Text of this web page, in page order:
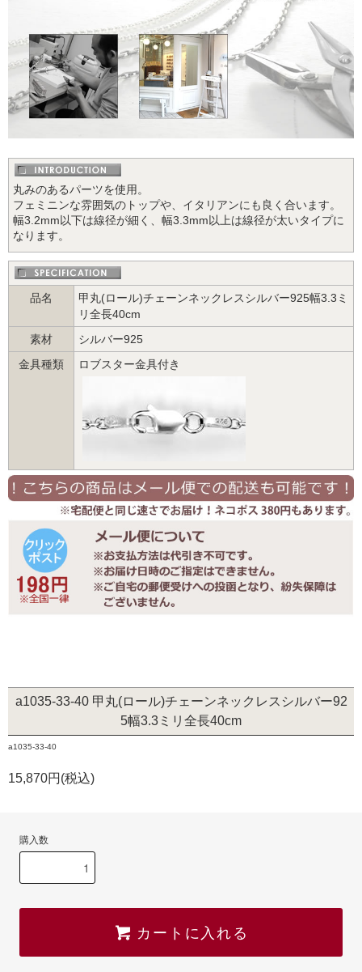
丸みのあるパーツを使用。
フェミニンな雰囲気のトップや、イタリアンにも良く合います。
幅3.2mm以下は線径が細く、幅3.3mm以上は線径が太いタイプに
なります。
品名
甲丸(ロール)チェーンネックレスシルバー925幅3.3ミ
リ全長40cm
素材
シルバー925
金具種類
ロブスター金具付き
a1035-33-40 甲丸(ロール)チェーンネックレスシルバー92
5幅3.3ミリ全長40cm
a1035-33-40
15,870円(税込)
購入数
カートに入れる